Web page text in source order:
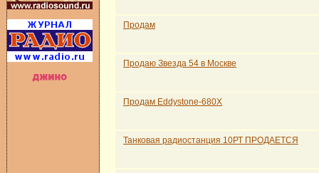
Продам
Продаю Звезда 54 в Москве
Продам Eddystone-680X
Танковая радиостанция 10РТ ПРОДАЕТСЯ